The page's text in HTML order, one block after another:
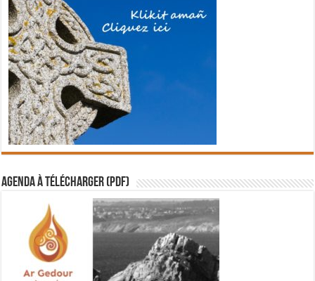
Agenda à télécharger (PDF)